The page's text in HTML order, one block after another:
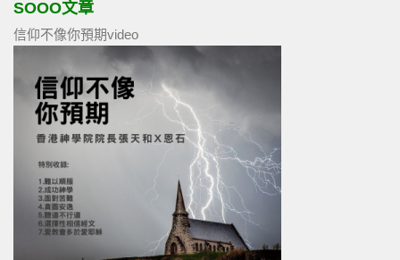
SOOO文章
信仰不像你預期video